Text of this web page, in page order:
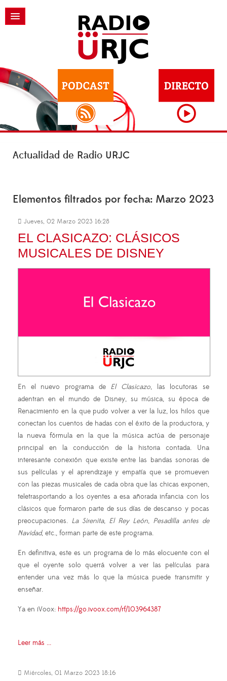
Actualidad de Radio URJC
Elementos filtrados por fecha: Marzo 2023
Jueves, 02 Marzo 2023 16:28
EL CLASICAZO: CLÁSICOS
MUSICALES DE DISNEY
En el nuevo programa de El Clasicazo, las locutoras se
adentran en el mundo de Disney, su música, su época de
Renacimiento en la que pudo volver a ver la luz, los hilos que
conectan los cuentos de hadas con el éxito de la productora, y
la nueva fórmula en la que la música actúa de personaje
principal en la conducción de la historia contada. Una
interesante conexión que existe entre las bandas sonoras de
sus películas y el aprendizaje y empatía que se promueven
con las piezas musicales de cada obra que las chicas exponen,
teletrasportando a los oyentes a esa añorada infancia con los
clásicos que formaron parte de sus días de descanso y pocas
preocupaciones. La Sirenita, El Rey León, Pesadilla antes de
Navidad, etc., forman parte de este programa.
En definitiva, este es un programa de lo más elocuente con el
que el oyente solo querrá volver a ver las películas para
entender una vez más lo que la música puede transmitir y
enseñar.
Ya en iVoox: https://go.ivoox.com/rf/103964387
Leer más ...
Miércoles, 01 Marzo 2023 18:16